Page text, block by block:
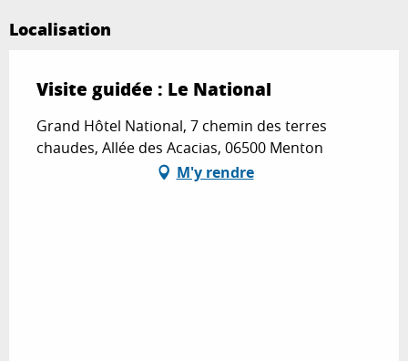
Localisation
Visite guidée : Le National
Grand Hôtel National, 7 chemin des terres
chaudes, Allée des Acacias, 06500 Menton
M'y rendre